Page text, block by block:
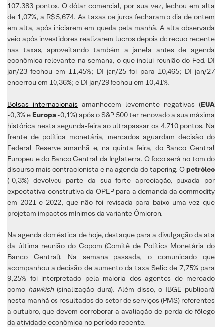
107.383 pontos. O dólar comercial, por sua vez, fechou em alta
de 1,07%, a R$ 5,674. As taxas de juros fecharam o dia de ontem
em alta, após iniciarem em queda pela manhã. A alta observada
veio após investidores realizarem lucros depois do recuo recente
nas taxas, aproveitando também a janela antes de agenda
econômica relevante na semana, o que inclui reunião do Fed. DI
jan/23 fechou em 11,45%; DI jan/25 foi para 10,465; DI jan/27
encerrou em 10,36%; e DI jan/29 fechou em 10,41%.
Bolsas internacionais amanhecem levemente negativas (EUA
-0,3% e Europa -0,1%) após o S&P 500 ter renovado a sua máxima
histórica nesta segunda-feira ao ultrapassar os 4.710 pontos. Na
frente de política monetária, mercados aguardam decisão do
Federal Reserve amanhã e, na quinta feira, do Banco Central
Europeu e do Banco Central da Inglaterra. O foco será no tom do
discurso mais contracionista e na agenda do tapering. Opetróleo
(-0,3%) devolveu parte da sua forte apreciação, puxada por
expectativa construtiva da OPEP para a demanda da commodity
em 2021 e 2022, que não foi revisada para baixo uma vez que
projetam impactos mínimos da variante Ômicron.
Na agenda doméstica de hoje, destaque para a divulgação da ata
da última reunião do Copom (Comitê de Política Monetária do
Banco Central). Na semana passada, o comunicado que
acompanhou a decisão de aumento da taxa Selic de 7,75% para
9,25% foi interpretado pela maioria dos agentes de mercado
como hawkish(sinalização dura). Além disso, o IBGE publicará
nesta manhã os resultados do setor de serviços (PMS) referentes
a outubro, que devem corroborar a avaliação de perda de fôlego
da atividade econômica no período recente.